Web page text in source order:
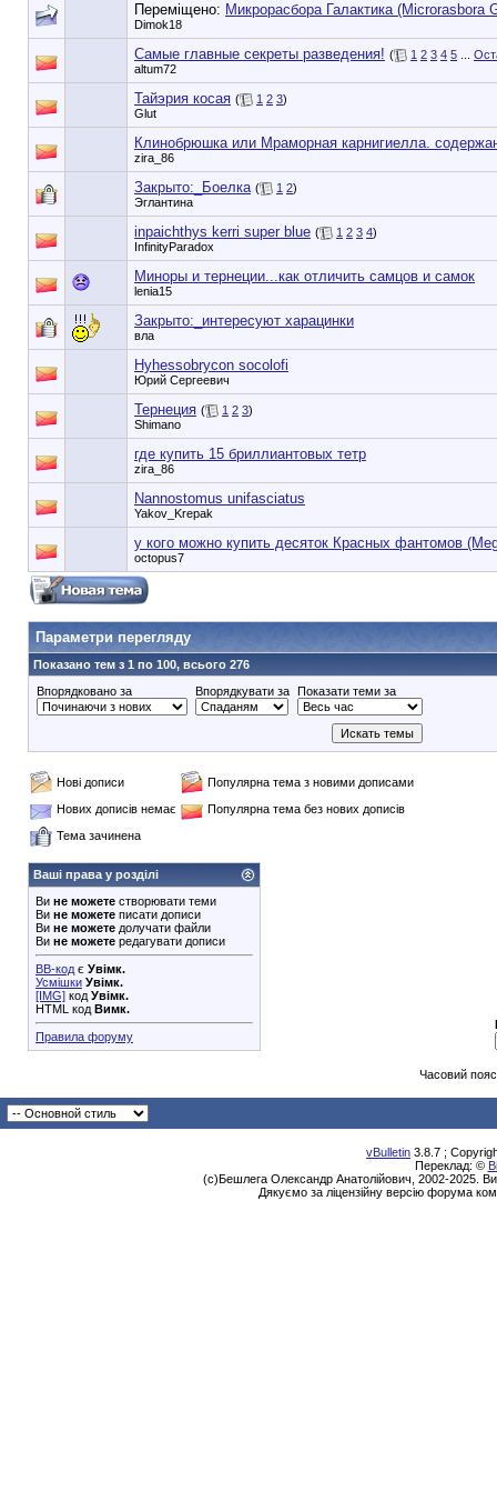
Переміщено: Микрорасбора Галактика (Microrasbora
Dimok18
Самые главные секреты разведения! ( 1 2 3 4 5
altum72
Тайэрия косая ( 1 2 3)
Glut
Клинобрюшка или Мраморная карнигиелла.
zira_86
Закрыто:_ Боелка ( 1 2)
Эглантина
inpaichthys kerri super blue ( 1 2 3 4)
InfinityParadox
Миноры и тернеции...как отличить самцов и самок
lenia15
Закрыто:_ интересуют харацинки
вла
Hyhessobrycon socolofi
Юрий Сергеевич
Тернеция ( 1 2 3)
Shimano
где купить 15 бриллиантовых тетр
zira_86
Nannostomus unifasciatus
Yakov_Krepak
у кого можно купить десяток Красных фантомов
octopus7
90353748e6549cd1148d01dde3b3bc75
Параметри перегляду
Показано тем з 1 по 100, всього 276
Впорядковано за
Впорядкувати за Показати теми за
Нові дописи
Популярна тема з новими дописами
Нових дописів немає
Популярна тема без нових дописів
Тема зачинена
Ваші права у розділі
Ви не можете створювати теми
Ви не можете писати дописи
Ви не можете долучати файли
Ви не можете редагувати дописи
BB-код є Увімк.
Усмішки Увімк.
[IMG] код Увімк.
HTML код Вимк.
Правила форуму
Часовий
vBulletin 3.8.7 ;
Переклад: ©
(с)Бешлега Олександр Анатолійович, 2002-2025.
Дякуємо за ліцензійну версію форума